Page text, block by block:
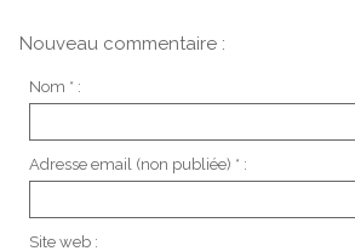
Nouveau commentaire :
Nom * :
Adresse email (non publiée) * :
Site web :